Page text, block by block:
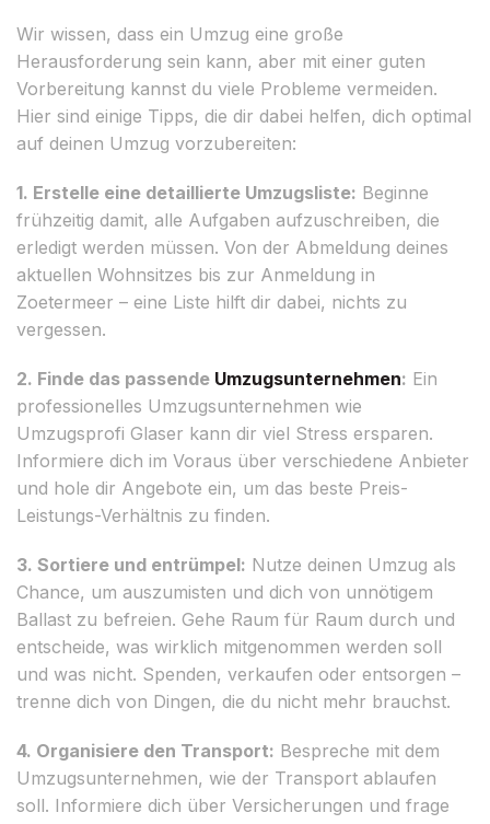
Wir wissen, dass ein Umzug eine große
Herausforderung sein kann, aber mit einer guten
Vorbereitung kannst du viele Probleme vermeiden.
Hier sind einige Tipps, die dir dabei helfen, dich optimal
auf deinen Umzug vorzubereiten:
1. Erstelle eine detaillierte Umzugsliste: Beginne
frühzeitig damit, alle Aufgaben aufzuschreiben, die
erledigt werden müssen. Von der Abmeldung deines
aktuellen Wohnsitzes bis zur Anmeldung in
Zoetermeer – eine Liste hilft dir dabei, nichts zu
vergessen.
2. Finde das passende Umzugsunternehmen: Ein
professionelles Umzugsunternehmen wie
Umzugsprofi Glaser kann dir viel Stress ersparen.
Informiere dich im Voraus über verschiedene Anbieter
und hole dir Angebote ein, um das beste Preis-
Leistungs-Verhältnis zu finden.
3. Sortiere und entrümpel: Nutze deinen Umzug als
Chance, um auszumisten und dich von unnötigem
Ballast zu befreien. Gehe Raum für Raum durch und
entscheide, was wirklich mitgenommen werden soll
und was nicht. Spenden, verkaufen oder entsorgen –
trenne dich von Dingen, die du nicht mehr brauchst.
4. Organisiere den Transport: Bespreche mit dem
Umzugsunternehmen, wie der Transport ablaufen
soll. Informiere dich über Versicherungen und frage